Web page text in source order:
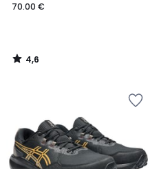
70.00 €
4,6
/